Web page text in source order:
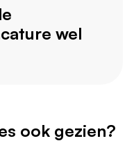
wel
ook gezien?